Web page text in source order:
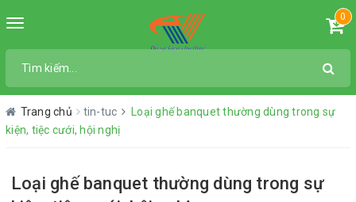
Toggle
0
Trang chủ tin-tuc
Loại ghế banquet thường dùng trong sự
kiện, tiệc cưới, hội nghị
Loại ghế banquet thường dùng trong sự